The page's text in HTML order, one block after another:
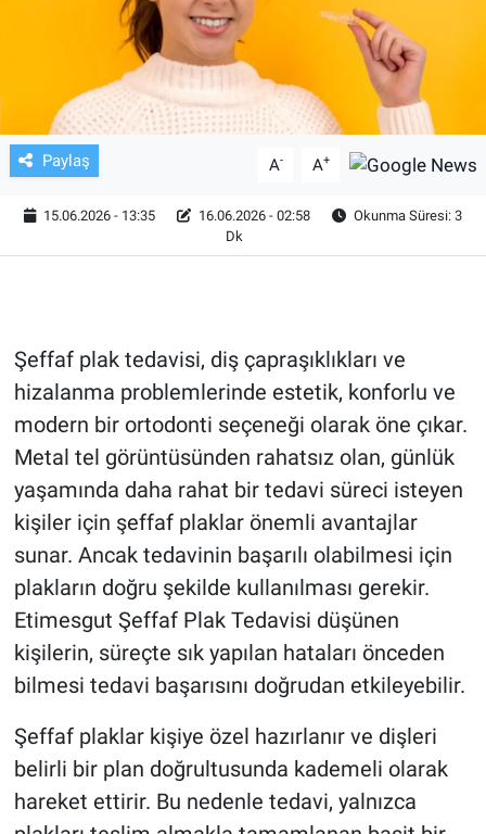
Paylaş A- A+
15.06.2026 - 13:35 16.06.2026 - 02:58
Okunma Süresi: 3
Dk
Şeffaf plak tedavisi, diş çapraşıklıkları ve
hizalanma problemlerinde estetik, konforlu ve
modern bir ortodonti seçeneği olarak öne çıkar.
Metal tel görüntüsünden rahatsız olan, günlük
yaşamında daha rahat bir tedavi süreci isteyen
kişiler için şeffaf plaklar önemli avantajlar
sunar. Ancak tedavinin başarılı olabilmesi için
plakların doğru şekilde kullanılması gerekir.
Etimesgut Şeffaf Plak Tedavisi düşünen
kişilerin, süreçte sık yapılan hataları önceden
bilmesi tedavi başarısını doğrudan etkileyebilir.
Şeffaf plaklar kişiye özel hazırlanır ve dişleri
belirli bir plan doğrultusunda kademeli olarak
hareket ettirir. Bu nedenle tedavi, yalnızca
BASKETBOL
SAĞLIK
GENEL
KÜLTÜR SANAT
EĞİTİM
ÇEVRE
HABERDE İNSAN
POLİTİKA
SPOR
MAGAZİN